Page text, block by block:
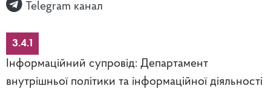
Telegram канал
3.4.1
Інформаційний супровід: Департамент
внутрішньої політики та інформаційної діяльності